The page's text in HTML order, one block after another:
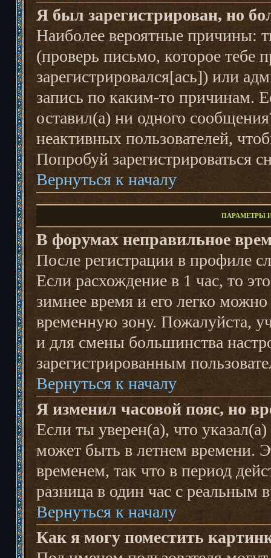
Я был зарегистрирован, но
Наиболее вероятные причины:
(проверь письмо, которое тебе
зарегистрировался[ась]) или
запись по каким-то причинам.
оставил(а) ни одного
неактивных пользователей,
Попробуй зарегистрироваться
Вернуться к началу
ПАРАМЕТРЫ
В форумах неправильное
После регистрации в профиле
Если расхождение в 1 час, то
зимнее время и его легко
временную зону. Пожалуйста,
и для смены большинства
зарегистрированным
Вернуться к началу
Я изменил часовой пояс, но
Если ты уверен(а), что
может быть в летнем времени.
временем, так что в период
разница в один час с реальным
Вернуться к началу
Как я могу поместить